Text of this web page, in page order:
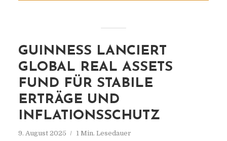
GUINNESS LANCIERT
GLOBAL REAL ASSETS
FUND FÜR STABILE
ERTRÄGE UND
INFLATIONSSCHUTZ
9. August 2025 1 Min. Lesedauer